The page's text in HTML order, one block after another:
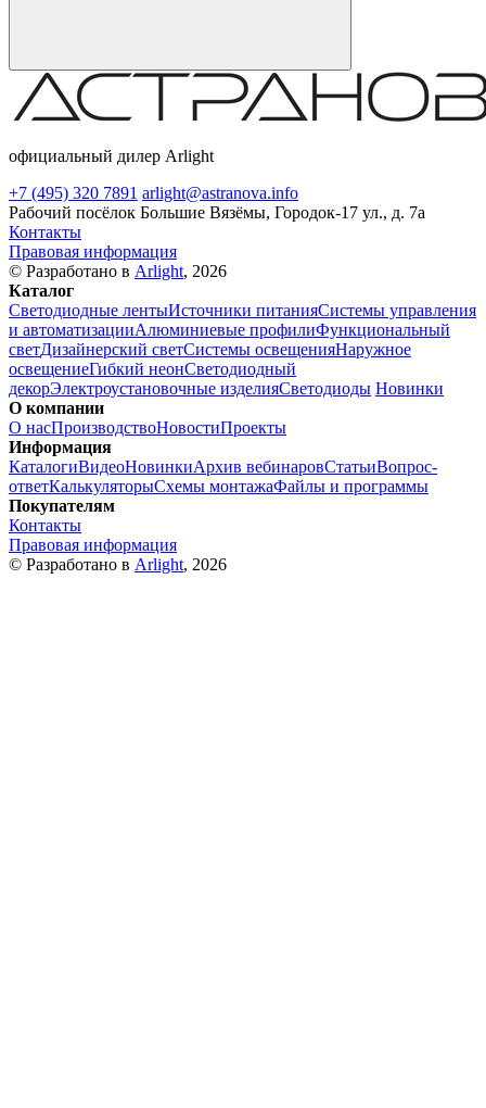
официальный дилер Arlight
+7 (495) 320 7891 arlight@astranova.info
Рабочий посёлок Большие Вязёмы, Городок-17 ул., д. 7а
Контакты
Правовая информация
© Разработано в Arlight, 2026
Каталог
Светодиодные лентыИсточники питанияСистемы управления
и автоматизацииАлюминиевые профилиФункциональный
светДизайнерский светСистемы освещенияНаружное
освещениеГибкий неонСветодиодный
декорЭлектроустановочные изделияСветодиоды Новинки
О компании
О насПроизводствоНовостиПроекты
Информация
КаталогиВидеоНовинкиАрхив вебинаровСтатьиВопрос-
ответКалькуляторыСхемы монтажаФайлы и программы
Покупателям
Контакты
Правовая информация
© Разработано в Arlight, 2026